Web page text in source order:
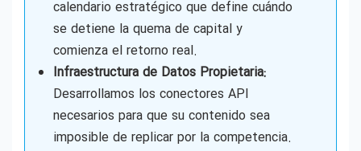
calendario estratégico que define cuándo
se detiene la quema de capital y
comienza el retorno real.
Infraestructura de Datos Propietaria:
Desarrollamos los conectores API
necesarios para que su contenido sea
imposible de replicar por la competencia.